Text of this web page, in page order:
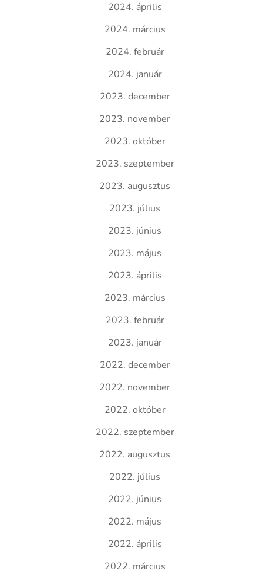
2024. április
2024. március
2024. február
2024. január
2023. december
2023. november
2023. október
2023. szeptember
2023. augusztus
2023. július
2023. június
2023. május
2023. április
2023. március
2023. február
2023. január
2022. december
2022. november
2022. október
2022. szeptember
2022. augusztus
2022. július
2022. június
2022. május
2022. április
2022. március